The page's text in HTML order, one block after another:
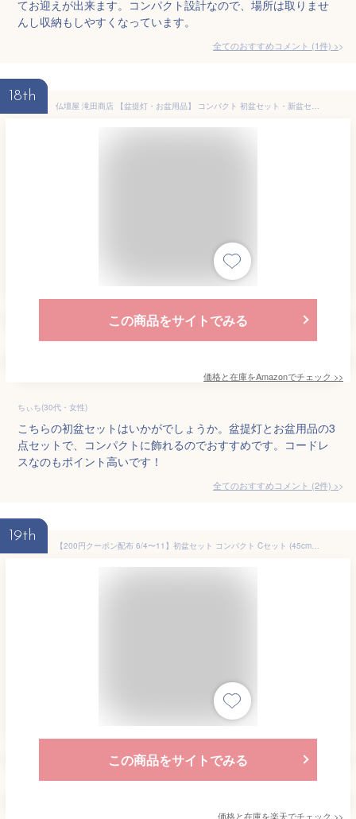
てお迎えが出来ます。コンパクト設計なので、場所は取りませ
んし収納もしやすくなっています。
全てのおすすめコメント (1件) >
18th
仏壇屋 滝田商店 【盆提灯・お盆用品】 コンパクト 初盆セット・新盆セット ３点セット ２－E ◆ モダン盆提灯・初盆飾り・新盆飾り・お盆飾り用品・初盆(新盆) の方に なセットです。【滝田商店発行 証明書付】
この商品をサイトでみる
価格と在庫をAmazonでチェック >>
ちぃち(30代・女性)
こちらの初盆セットはいかがでしょうか。盆提灯とお盆用品の3
点セットで、コンパクトに飾れるのでおすすめです。コードレ
スなのもポイント高いです！
全てのおすすめコメント (2件) >
19th
【200円クーポン配布 6/4〜11】初盆セット コンパクト Cセット (45cm幅) 基本 新盆セット 【お盆用品】 初盆 初盆準備 新盆準備 初盆提灯 新盆提灯 新盆 お盆 盆ちょうちん 専門店 おすすめ 行灯 モダン お盆セット お盆飾り 初盆飾り コードレス 白提灯 LED 迎え火 精霊棚
この商品をサイトでみる
価格と在庫を楽天でチェック >>